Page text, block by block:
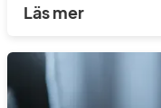
Läs mer